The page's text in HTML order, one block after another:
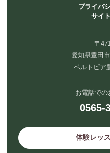
プライバ
サイ
〒
愛知県豊田
ベルトピア
お電話での
0565-
体験レッ